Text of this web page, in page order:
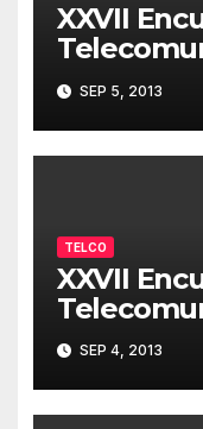
XXVII
Resumen
SEP 5, 2013
TELCO
XXVII
Resumen
SEP 4, 2013